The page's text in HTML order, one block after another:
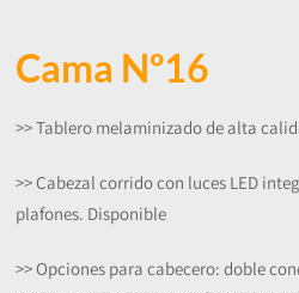
Cama Nº16
>> Tablero melaminizado de alta
>> Cabezal corrido con luces LED
plafones. Disponible
>> Opciones para cabecero: doble